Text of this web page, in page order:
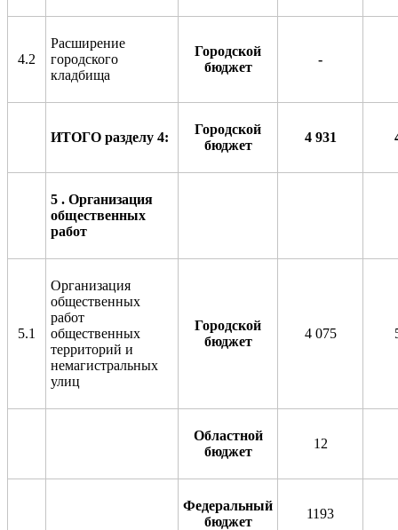
4.2
Расширение
городского
кладбища
Городской
бюджет
-
ИТОГО разделу 4:
Городской
бюджет
4 931
5 . Организация
общественных
работ
5.1
Организация
общественных
работ
общественных
территорий и
немагистральных
улиц
Городской
бюджет
4 075
Областной
бюджет
12
Федеральный
бюджет
1193